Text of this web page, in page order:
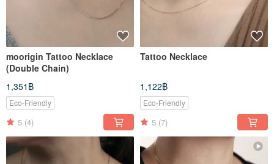
moorigin Tattoo Necklace
(Double Chain)
1,351฿
Eco-Friendly
5 (4)
Tattoo Necklace
1,122฿
Eco-Friendly
5 (7)